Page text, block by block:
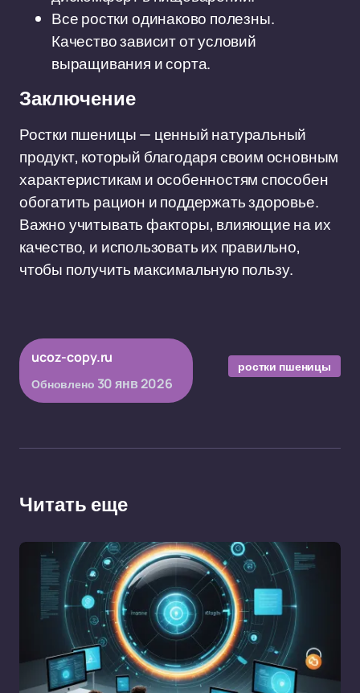
Все ростки одинаково полезны.
Качество зависит от условий
выращивания и сорта.
Заключение
Ростки пшеницы — ценный натуральный
продукт, который благодаря своим основным
характеристикам и особенностям способен
обогатить рацион и поддержать здоровье.
Важно учитывать факторы, влияющие на их
качество, и использовать их правильно,
чтобы получить максимальную пользу.
ucoz-copy.ru
Обновлено 30 янв 2026
ростки пшеницы
Читать еще